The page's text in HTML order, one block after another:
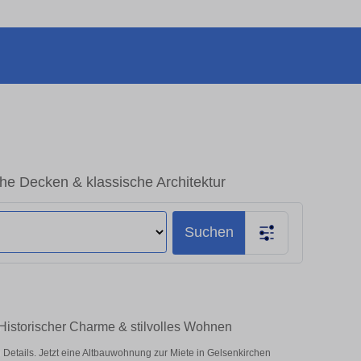
Decken & klassische Architektur
Suchen
Charme & stilvolles Wohnen
Jetzt eine Altbauwohnung zur Miete in Gelsenkirchen